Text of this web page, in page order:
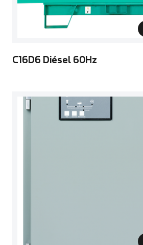
C16D6 Diésel 60Hz